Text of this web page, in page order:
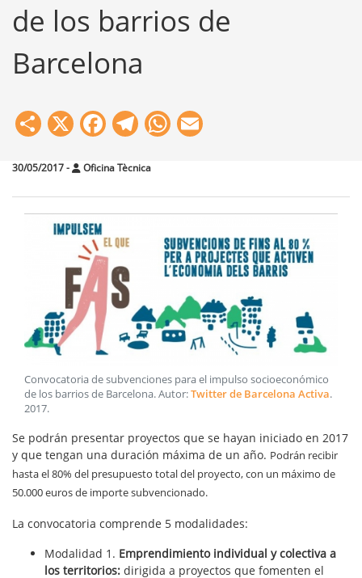
de los barrios de
Barcelona
Share
X Facebook
Telegram
WhatsApp
30/05/2017- Oficina Tècnica
Convocatoria de subvenciones para el impulso socioeconómico
de los barrios de Barcelona. Autor:Twitter de Barcelona Activa.
2017.
Se podrán presentar proyectos que se hayan iniciado en 2017
y que tengan una duración máxima de un año. Podrán recibir
hasta el 80% del presupuesto total del proyecto, con un máximo de
50.000 euros de importe subvencionado.
La convocatoria comprende 5 modalidades:
Modalidad 1. Emprendimiento individual y colectiva a
los territorios: dirigida a proyectos que fomenten el